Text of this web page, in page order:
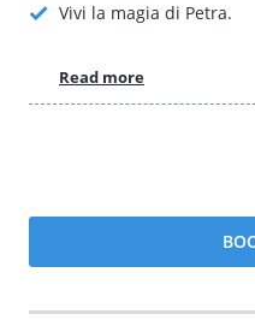
Vivi la magia di Petra.
Read more